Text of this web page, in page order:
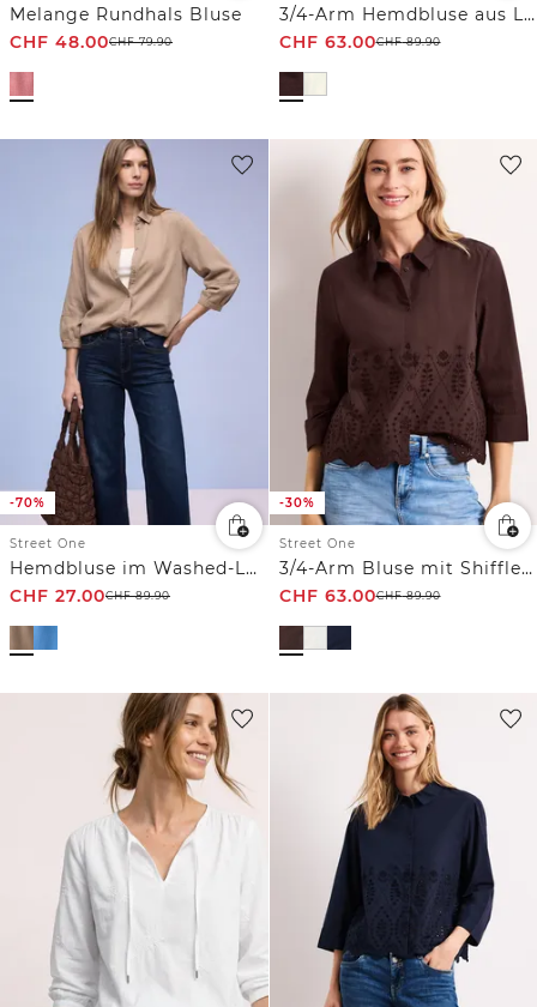
Melange Rundhals Bluse
CHF 48.00CHF79.90
3/4-Arm Hemdbluse aus Leinen
CHF 63.00CHF89.90
-70%
Street One
Hemdbluse im Washed-Look
CHF 27.00CHF89.90
-30%
Street One
3/4-Arm Bluse mit Shiffleydetails
CHF 63.00CHF89.90